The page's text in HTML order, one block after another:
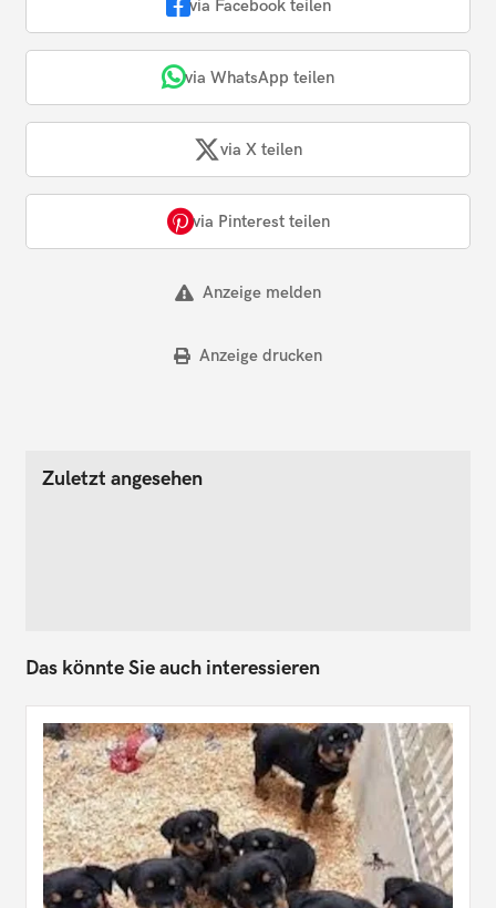
via Facebook teilen
via WhatsApp teilen
via X teilen
via Pinterest teilen
Anzeige melden
Anzeige drucken
Zuletzt angesehen
Das könnte Sie auch interessieren